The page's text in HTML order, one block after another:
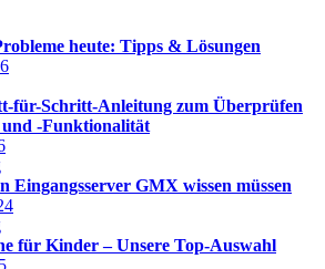
heute: Tipps & Lösungen
für-Schritt-Anleitung zum Überprüfen
-Funktionalität
Eingangsserver GMX wissen müssen
für Kinder – Unsere Top-Auswahl